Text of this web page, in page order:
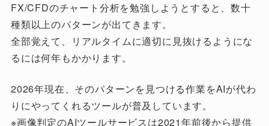
FX/CFDのチャート分析を勉強しようとすると、数十
種類以上のパターンが出てきます。
全部覚えて、リアルタイムに適切に見抜けるようにな
るには何年もかかります。
2026年現在、そのパターンを見つける作業をAIが代わ
りにやってくれるツールが普及しています。
※画像判定のAIツールサービスは2021年前後から提供